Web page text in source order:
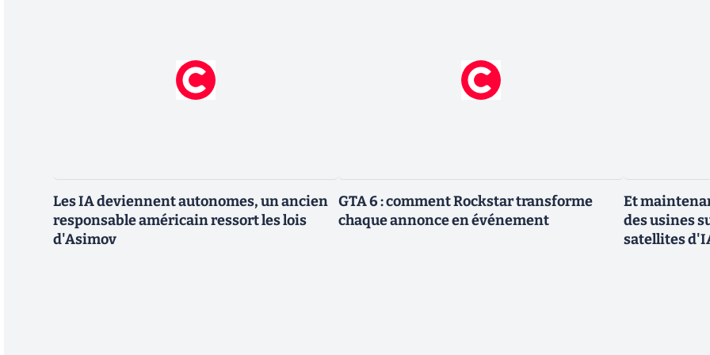
Les IA deviennent autonomes, un ancien
responsable américain ressort les lois
d'Asimov
GTA 6 : comment Rockstar transforme
chaque annonce en événement
Et
des usines
satellites